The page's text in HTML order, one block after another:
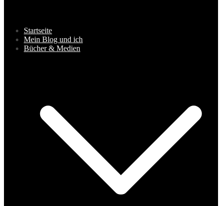
Startseite
Mein Blog und ich
Bücher & Medien